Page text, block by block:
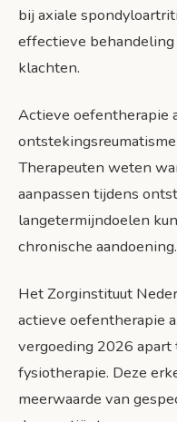
bij axiale
effectieve
klachten.
Actieve oefentherapie
Therapeuten weten
aanpassen tijdens
langetermijndoelen
chronische aandoening.
Het Zorginstituut
actieve oefentherapie
vergoeding 2026
fysiotherapie. Deze
meerwaarde van